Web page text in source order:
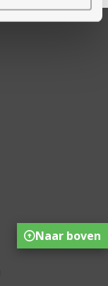
Naar boven